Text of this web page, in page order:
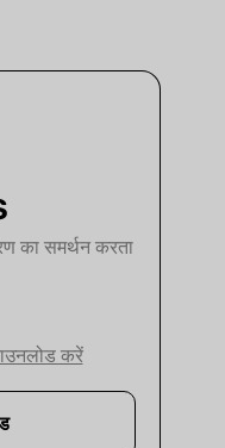
का समर्थन करता
करें